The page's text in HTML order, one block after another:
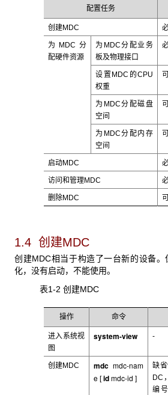
配置任务
创建MDC
为MDC分
配硬件资源
为MDC分配业务
板及物理接口
设置MDC的CPU
权重
为MDC分配磁盘
空间
为MDC分配内存
空间
启动MDC
访问和管理MDC
删除MDC
1.4 创建MDC
创建MDC相当于构造了一台新的设备
化，没有启动，不能使用。
表1-2 创建MDC
操作 命令
进入系统视
图
system-view -
创建MDC mdc mdc-nam
e [idmdc-id]
缺
DC
编